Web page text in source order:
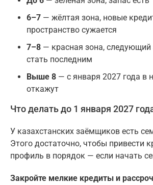
6–7 — жёлтая зона, новые
пространство сужается
7–8 — красная зона, следующий
стать последним
Выше 8 — с января 2027 года в
откажут
Что делать до 1 января 2027
У казахстанских заёмщиков есть
Этого достаточно, чтобы привести
профиль в порядок — если начать
Закройте мелкие кредиты и